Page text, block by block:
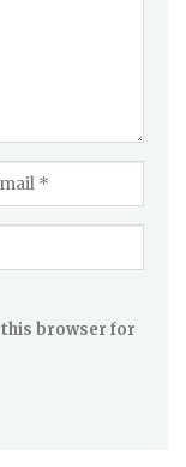
this browser for